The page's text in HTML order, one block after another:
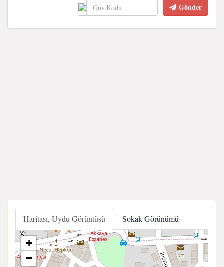
Gönder
Haritası, Uydu Görüntüsü Sokak Görünümü
+
−